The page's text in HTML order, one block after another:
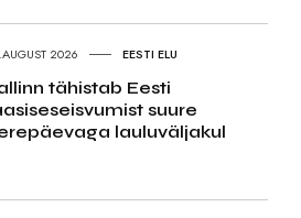
2026 EESTI ELU
tähistab Eesti
suure
lauluväljakul